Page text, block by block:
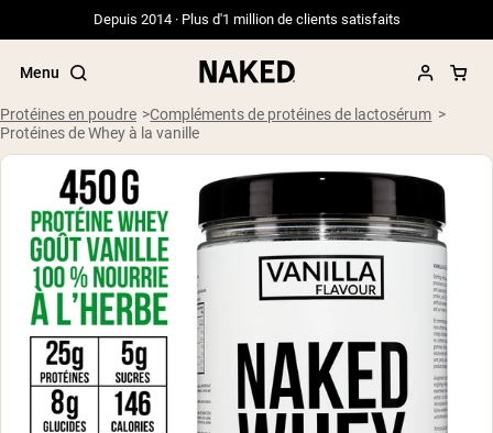
Depuis 2014 · Plus d'1 million de clients satisfaits
Menu
Termes de recherche populaires
”Protein Powder“
”Overnight Oats“
”Vegan protein“
”Collagen“
”Micellar Casein“
PROTÉINES EN POUDREMeilleure Vente
Protéines en poudre
Compléments de protéines de lactosérum
Protéines de Whey à la vanille